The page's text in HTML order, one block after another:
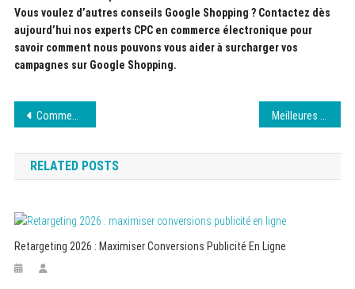
Vous voulez d’autres conseils Google Shopping ? Contactez dès
aujourd’hui nos experts CPC en commerce électronique pour
savoir comment nous pouvons vous aider à surcharger vos
campagnes sur Google Shopping.
Navigation
de
l’article
Comment Apple SearchAds pourrait révolutionner l’App Store ?
RELATED POSTS
Retargeting 2026 : Maximiser Conversions Publicité En Ligne